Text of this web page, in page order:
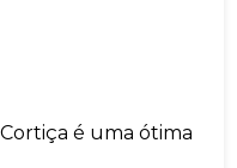
é uma ótima